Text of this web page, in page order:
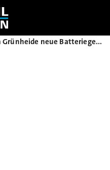
Tesla möchte in Grünheide neue Batteriegeneration fertigen